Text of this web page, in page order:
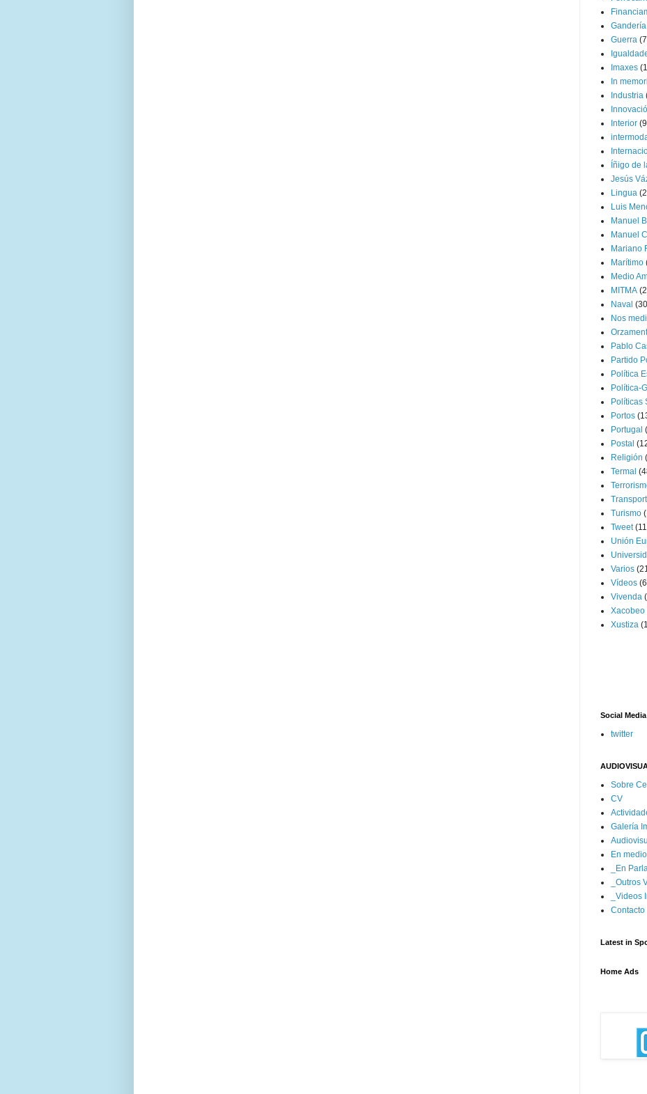
Gandería
Guerra
Imaxes
In
Industria
Interior
Íñigo de
Jesús
Lingua
Luis
Manuel
Manuel
Mariano
Marítimo
Medio
MITMA
Naval
Nos
Pablo
Partido
Política
Política-
Políticas
Portos
Portugal
Postal
Religión
Termal
Turismo
Tweet
Unión
Varios
Vídeos
Vivenda
Xacobeo
Xustiza
Social
twitter
Sobre
CV
Galería
En
_En
_Outros
_Videos
Contacto
Latest in
Home Ads